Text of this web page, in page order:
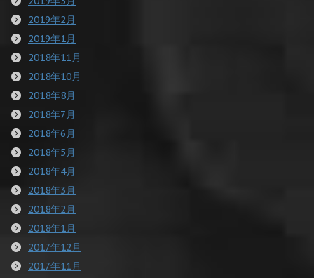
2019年2月
2019年1月
2018年11月
2018年10月
2018年8月
2018年7月
2018年6月
2018年5月
2018年4月
2018年3月
2018年2月
2018年1月
2017年12月
2017年11月